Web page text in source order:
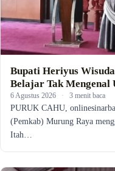
Bupati Heriyus
Belajar Tak Mengenal
6 Agustus 2026 · 3 menit baca
PURUK CAHU,
(Pemkab) Murung Raya
Itah…